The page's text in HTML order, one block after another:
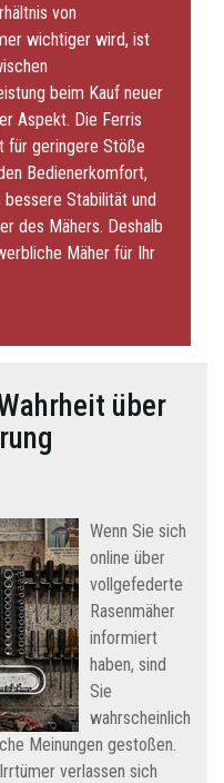
von
wichtiger wird, ist
beim Kauf neuer
Aspekt. Die Ferris
für geringere Stöße
Bedienerkomfort,
Stabilität und
des Mähers. Deshalb
Mäher für Ihr
über
Wenn Sie sich
online über
vollgefederte
Rasenmäher
informiert
haben, sind
Sie
wahrscheinlich
Meinungen gestoßen.
verlassen sich